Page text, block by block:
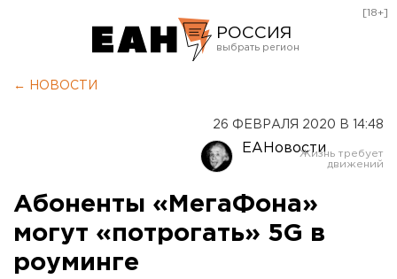
РОССИЯ
Оренбург
[18+]
← НОВОСТИ
26 ФЕВРАЛЯ 2020 В 14:48
ЕАНовости
Абоненты «МегаФона»
могут «потрогать» 5G в
роуминге